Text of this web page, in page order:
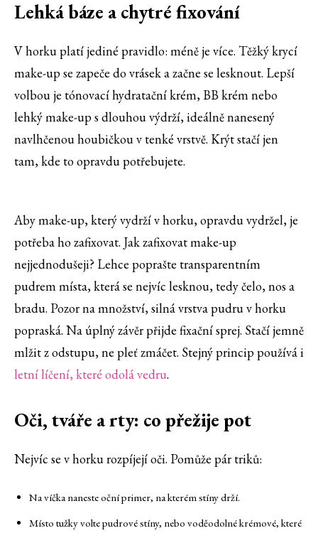
Lehká báze a chytré fixování
V horku platí jediné pravidlo: méně je více. Těžký krycí
make-up se zapeče do vrásek a začne se lesknout. Lepší
volbou je tónovací hydratační krém, BB krém nebo
lehký make-up s dlouhou výdrží, ideálně nanesený
navlhčenou houbičkou v tenké vrstvě. Krýt stačí jen
tam, kde to opravdu potřebujete.
Aby make-up, který vydrží v horku, opravdu vydržel, je
potřeba ho zafixovat. Jak zafixovat make-up
nejjednodušeji? Lehce poprašte transparentním
pudrem místa, která se nejvíc lesknou, tedy čelo, nos a
bradu. Pozor na množství, silná vrstva pudru v horku
popraská. Na úplný závěr přijde fixační sprej. Stačí jemně
mlžit z odstupu, ne pleť zmáčet. Stejný princip používá i
letní líčení, které odolá vedru.
Oči, tváře a rty: co přežije pot
Nejvíc se v horku rozpíjejí oči. Pomůže pár triků:
Na víčka naneste oční primer, na kterém stíny drží.
Místo tužky volte pudrové stíny, nebo voděodolné krémové, které